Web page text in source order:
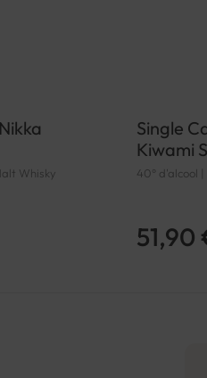
Whisky
Single
Kiwami
40° d'alcool |
51,90